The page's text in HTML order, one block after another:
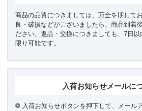
商品の品質につきましては、万全を期して
良・破損などがございましたら、商品到着
ださい。返品・交換につきましても、7日
限り可能です。
入荷お知らせメールに
入荷お知らせボタンを押下して、メール